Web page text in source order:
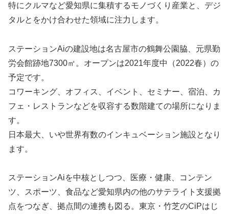
特にクルマなど愛知県に集積するモノづくり産業と、デジ
タルとをかけ合わせた領域に注力します。
ステーションAiの建設地は名古屋市の鶴舞公園脇、元県勤
労会館跡地7300㎡。オープンは2021年度中（2022春）の
予定です。
コワーキング、オフィス、イベント、セミナー、宿泊、カ
フェ・レストランなどを収容する数階建ての場所になりま
す。
日本最大、いや世界有数のインキュベーション施設となり
ます。
ステーションAiを中核としつつ、医療・健康、コンテン
ツ、スポーツ、食品など愛知県内の他のサテライト支援拠
点をつなぎ、拠点間の連携も図る。東京・竹芝のCiPはじ